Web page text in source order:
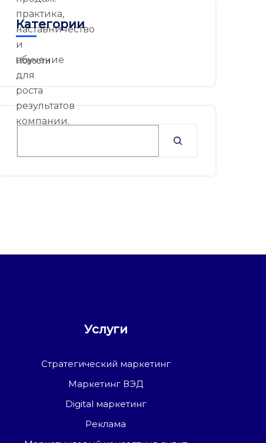
Категории
Новости
Услуги
Стратегический маркетинг
Маркетинг ВЭД
Digital маркетинг
Реклама